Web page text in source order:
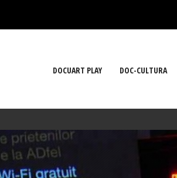
DOCUART PLAY DOC-CULTURA